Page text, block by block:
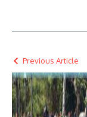
Previous Article